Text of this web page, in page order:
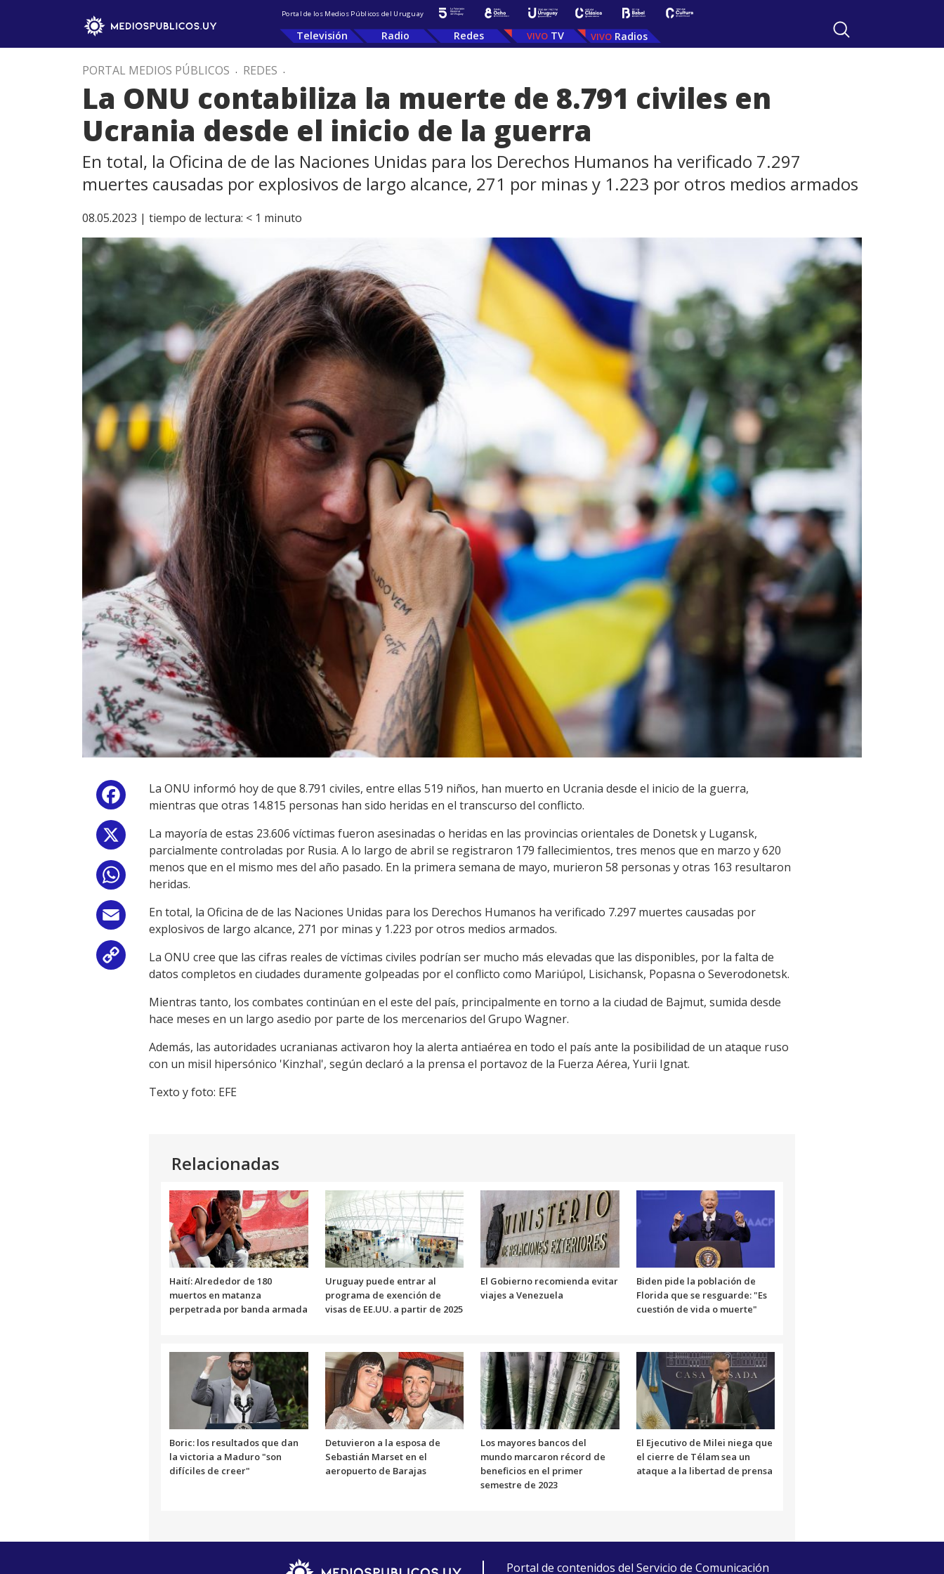
Portal de los Medios Públicos del Uruguay
Televisión Radio Redes TV Radios
PORTAL MEDIOS PÚBLICOS . REDES .
La ONU contabiliza la muerte de 8.791 civiles en
Ucrania desde el inicio de la guerra
En total, la Oficina de de las Naciones Unidas para los Derechos Humanos ha verificado 7.297
muertes causadas por explosivos de largo alcance, 271 por minas y 1.223 por otros medios armados
08.05.2023 | tiempo de lectura: < 1 minuto
Facebook
WhatsApp
Email
Copy
La ONU informó hoy de que 8.791 civiles, entre ellas 519 niños, han muerto en Ucrania desde el inicio de la guerra,
mientras que otras 14.815 personas han sido heridas en el transcurso del conflicto.
La mayoría de estas 23.606 víctimas fueron asesinadas o heridas en las provincias orientales de Donetsk y Lugansk,
parcialmente controladas por Rusia. A lo largo de abril se registraron 179 fallecimientos, tres menos que en marzo y 620
menos que en el mismo mes del año pasado. En la primera semana de mayo, murieron 58 personas y otras 163 resultaron
heridas.
En total, la Oficina de de las Naciones Unidas para los Derechos Humanos ha verificado 7.297 muertes causadas por
explosivos de largo alcance, 271 por minas y 1.223 por otros medios armados.
La ONU cree que las cifras reales de víctimas civiles podrían ser mucho más elevadas que las disponibles, por la falta de
datos completos en ciudades duramente golpeadas por el conflicto como Mariúpol, Lisichansk, Popasna o Severodonetsk.
Mientras tanto, los combates continúan en el este del país, principalmente en torno a la ciudad de Bajmut, sumida desde
hace meses en un largo asedio por parte de los mercenarios del Grupo Wagner.
Además, las autoridades ucranianas activaron hoy la alerta antiaérea en todo el país ante la posibilidad de un ataque ruso
con un misil hipersónico 'Kinzhal', según declaró a la prensa el portavoz de la Fuerza Aérea, Yurii Ignat.
Texto y foto: EFE
Relacionadas
Haití: Alrededor de 180
muertos en matanza
perpetrada por banda armada
Uruguay puede entrar al
programa de exención de
visas de EE.UU. a partir de 2025
El Gobierno recomienda evitar
viajes a Venezuela
Biden pide la población de
Florida que se resguarde: "Es
cuestión de vida o muerte"
Boric: los resultados que dan
la victoria a Maduro "son
difíciles de creer"
Detuvieron a la esposa de
Sebastián Marset en el
aeropuerto de Barajas
Los mayores bancos del
mundo marcaron récord de
beneficios en el primer
semestre de 2023
El Ejecutivo de Milei niega que
el cierre de Télam sea un
ataque a la libertad de prensa
Portal de contenidos del Servicio de Comunicación